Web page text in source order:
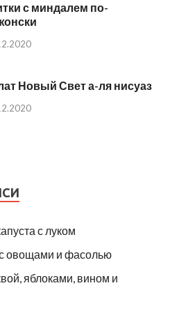
с миндалем по-
Новый Свет а-ля нисуаз
с луком
овощами и фасолью
яблоками, вином и